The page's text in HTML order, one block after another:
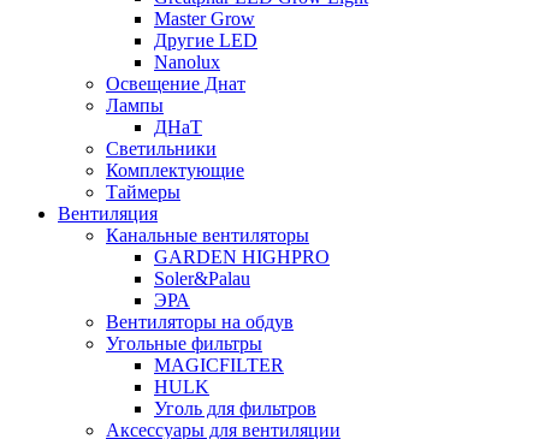
Master Grow
Другие LED
Nanolux
Освещение Днат
Лампы
ДНаТ
Светильники
Комплектующие
Таймеры
Вентиляция
Канальные вентиляторы
GARDEN HIGHPRO
Soler&Palau
ЭРА
Вентиляторы на обдув
Угольные фильтры
MAGICFILTER
HULK
Уголь для фильтров
Аксессуары для вентиляции